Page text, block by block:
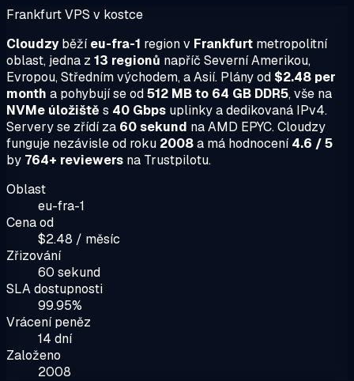
Frankfurt VPS v kostce
Cloudzyběžíeu-fra-1 region v Frankfurt metropolitní
oblast, jedna z 13 regionů napříč Severní Amerikou,
Evropou, Středním východem, a Asií. Plány od $2.48 per
month a pohybují se od512 MB to 64 GB DDR5, vše na
NVMe úložiště s 40 Gbps uplinky a dedikovaná IPv4.
Servery se zřídí za 60 sekund na AMD EPYC. Cloudzy
funguje nezávisle od roku 2008a má hodnocení4.6 / 5
by 764+ reviewers na Trustpilotu.
Oblast
eu-fra-1
Cena od
$2.48 / měsíc
Zřizování
60 sekund
SLA dostupnosti
99.95%
Vrácení peněz
14 dní
Založeno
2008